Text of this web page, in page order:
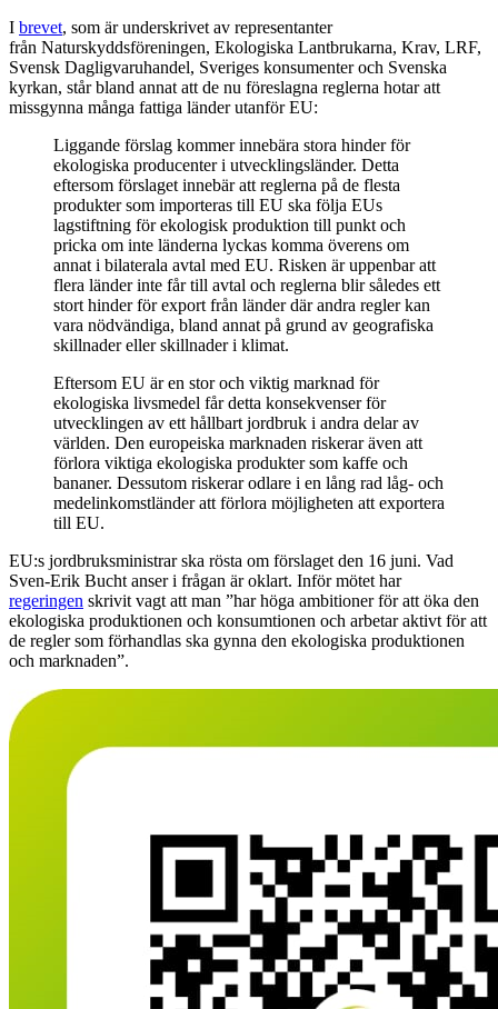
I brevet, som är underskrivet av representanter
från Naturskyddsföreningen, Ekologiska Lantbrukarna, Krav, LRF,
Svensk Dagligvaruhandel, Sveriges konsumenter och Svenska
kyrkan, står bland annat att de nu föreslagna reglerna hotar att
missgynna många fattiga länder utanför EU:
Liggande förslag kommer innebära stora hinder för
ekologiska producenter i utvecklingsländer. Detta
eftersom förslaget innebär att reglerna på de flesta
produkter som importeras till EU ska följa EUs
lagstiftning för ekologisk produktion till punkt och
pricka om inte länderna lyckas komma överens om
annat i bilaterala avtal med EU. Risken är uppenbar att
flera länder inte får till avtal och reglerna blir således ett
stort hinder för export från länder där andra regler kan
vara nödvändiga, bland annat på grund av geografiska
skillnader eller skillnader i klimat.
Eftersom EU är en stor och viktig marknad för
ekologiska livsmedel får detta konsekvenser för
utvecklingen av ett hållbart jordbruk i andra delar av
världen. Den europeiska marknaden riskerar även att
förlora viktiga ekologiska produkter som kaffe och
bananer. Dessutom riskerar odlare i en lång rad låg- och
medelinkomstländer att förlora möjligheten att exportera
till EU.
EU:s jordbruksministrar ska rösta om förslaget den 16 juni. Vad
Sven-Erik Bucht anser i frågan är oklart. Inför mötet har
regeringen skrivit vagt att man ”har höga ambitioner för att öka den
ekologiska produktionen och konsumtionen och arbetar aktivt för att
de regler som förhandlas ska gynna den ekologiska produktionen
och marknaden”.